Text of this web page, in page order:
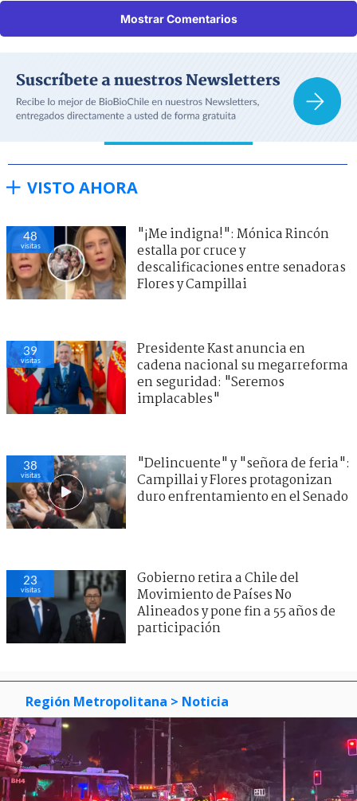
Mostrar Comentarios
VISTO AHORA
48
visitas
"¡Me indigna!": Mónica Rincón
estalla por cruce y
descalificaciones entre senadoras
Flores y Campillai
39
visitas
Presidente Kast anuncia en
cadena nacional su megarreforma
en seguridad: "Seremos
implacables"
38
visitas
"Delincuente" y "señora de feria":
Campillai y Flores protagonizan
duro enfrentamiento en el Senado
23
visitas
Gobierno retira a Chile del
Movimiento de Países No
Alineados y pone fin a 55 años de
participación
Región Metropolitana > Noticia